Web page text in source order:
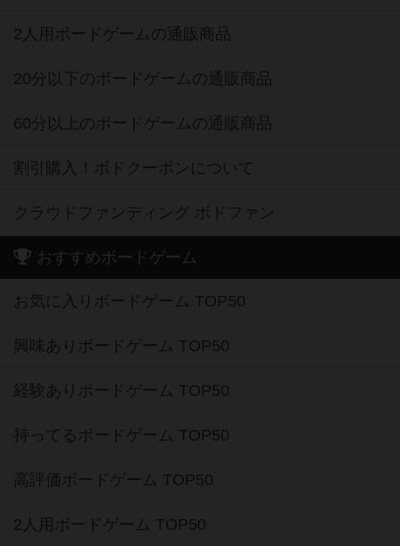
2人用ボードゲームの通販商品
20分以下のボードゲームの通販商品
60分以上のボードゲームの通販商品
割引購入！ボドクーポンについて
クラウドファンディング ボドファン
おすすめボードゲーム
お気に入りボードゲーム TOP50
興味ありボードゲーム TOP50
経験ありボードゲーム TOP50
持ってるボードゲーム TOP50
高評価ボードゲーム TOP50
2人用ボードゲーム TOP50